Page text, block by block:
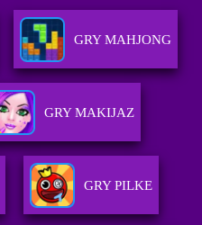
GRY MAHJONG
GRY MAKIJAZ
GRY PILKE